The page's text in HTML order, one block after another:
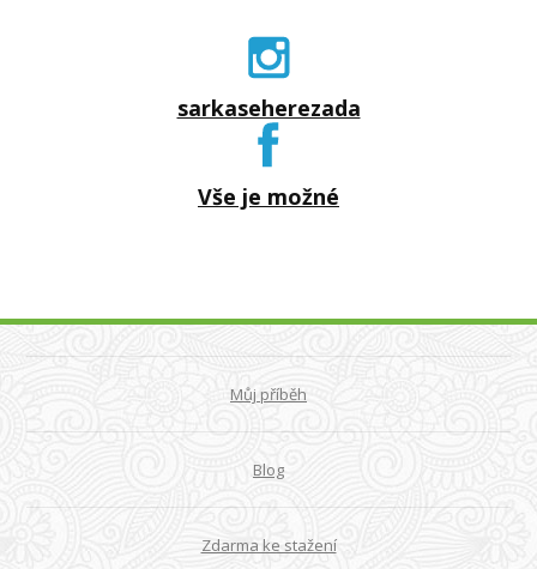
sarkaseherezada
Vše je možné
Můj příběh
Blog
Zdarma ke stažení